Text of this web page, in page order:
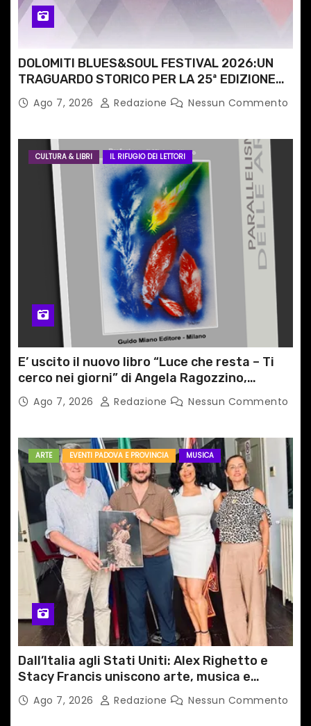
l
DOLOMITI BLUES&SOUL FESTIVAL 2026:UN
TRAGUARDO STORICO PER LA 25ª EDIZIONE
TRA LE CIME PATRIMONIO UNESCO
Ago 7, 2026 Redazione Nessun Commento
CULTURA & LIBRI IL RIFUGIO DEI LETTORI
E’ uscito il nuovo libro “Luce che resta – Ti
cerco nei giorni” di Angela Ragozzino,
medico primario di Capua
Ago 7, 2026 Redazione Nessun Commento
ARTE EVENTI PADOVA E PROVINCIA MUSICA
Dall’Italia agli Stati Uniti: Alex Righetto e
Stacy Francis uniscono arte, musica e
tecnologia in un nuovo progetto
internazionale”
Ago 7, 2026 Redazione Nessun Commento